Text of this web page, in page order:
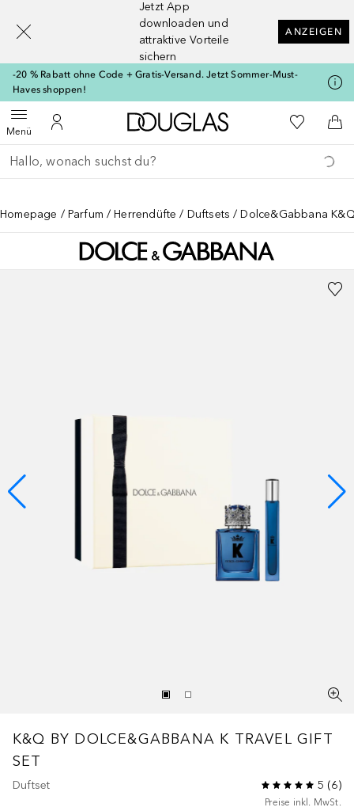
Jetzt App
downloaden und
attraktive Vorteile
sichern
ANZEIGEN
-20 % Rabatt ohne Code + Gratis-Versand. Jetzt Sommer-Must-
Haves shoppen!
MenüMenü öffnenZu Meinem Kundenkonto
Zur Douglas Startseite
Zu Meiner
Gehe zurück
Suche ausführen
Homepage Parfum Herrendüfte Duftsets Dolce&Gabbana
K&Q BY DOLCE&GABBANA K TRAVEL GIFT
SET
Duftset 5 (6)
Preise inkl. MwSt.
[navigation.slideout.screenreader]